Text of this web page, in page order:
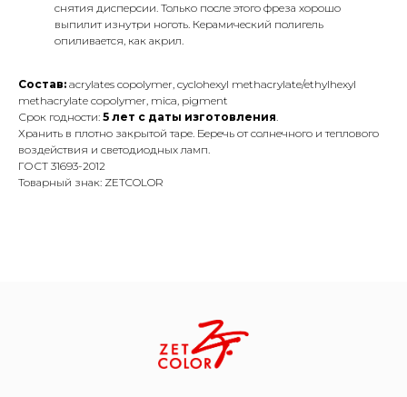
снятия дисперсии. Только после этого фреза хорошо
выпилит изнутри ноготь. Керамический полигель
опиливается, как акрил.
Состав: acrylates copolymer, cyclohexyl methacrylate/ethylhexyl
methacrylate copolymer, mica, pigment
Срок годности: 5 лет с даты изготовления.
Хранить в плотно закрытой таре. Беречь от солнечного и теплового
воздействия и светодиодных ламп.
ГОСТ 31693-2012
Товарный знак: ZETCOLOR